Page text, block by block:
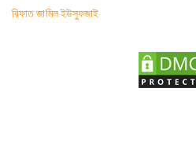
রিফাত জামিল ইউসুফজাই